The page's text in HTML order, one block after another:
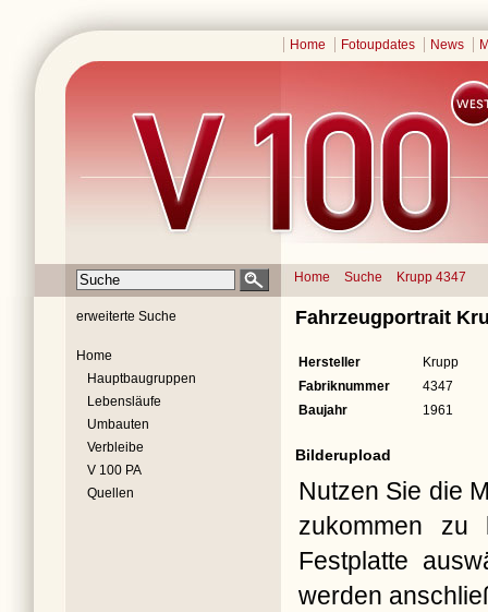
Home Fotoupdates News
Home Suche Krupp 4347
erweiterte Suche
Home
Hauptbaugruppen
Lebensläufe
Umbauten
Verbleibe
V 100 PA
Quellen
Fahrzeugportrait
Hersteller
Krupp
Fabriknummer
4347
Baujahr
1961
Bilderupload
Nutzen Sie die
zukommen zu
Festplatte
werden